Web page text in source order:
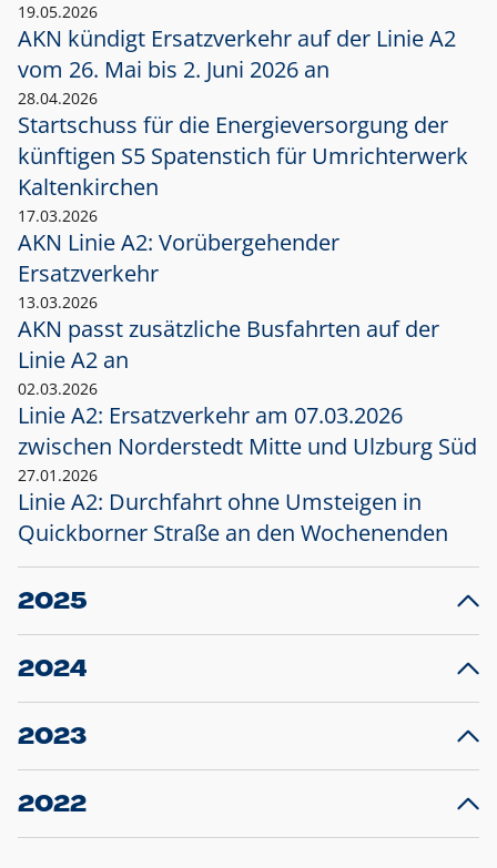
19.05.2026
AKN kündigt Ersatzverkehr auf der Linie A2
vom 26. Mai bis 2. Juni 2026 an
28.04.2026
Startschuss für die Energieversorgung der
künftigen S5 Spatenstich für Umrichterwerk
Kaltenkirchen
17.03.2026
AKN Linie A2: Vorübergehender
Ersatzverkehr
13.03.2026
AKN passt zusätzliche Busfahrten auf der
Linie A2 an
02.03.2026
Linie A2: Ersatzverkehr am 07.03.2026
zwischen Norderstedt Mitte und Ulzburg Süd
27.01.2026
Linie A2: Durchfahrt ohne Umsteigen in
Quickborner Straße an den Wochenenden
2025
23.12.2025
Projekt S5: Start der Bauarbeiten am
2024
10.12.2024
Großprojekt S5: Sperrung der Bahnstraße in
2023
20.12.2023
Schleswig-Holstein verlängert den
2022
22.12.2022